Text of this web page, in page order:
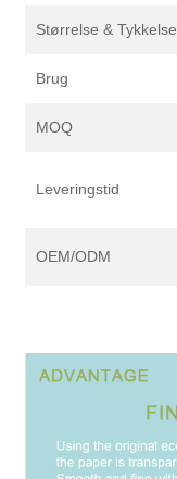
Størrelse & Tykkelse
Brug
MOQ
Leveringstid
OEM/ODM